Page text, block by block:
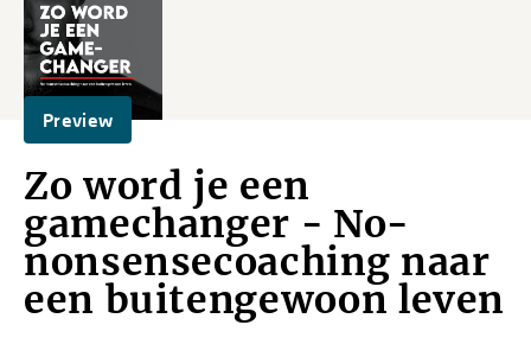
Preview
Zo word je een
gamechanger - No-
nonsensecoaching naar
een buitengewoon leven